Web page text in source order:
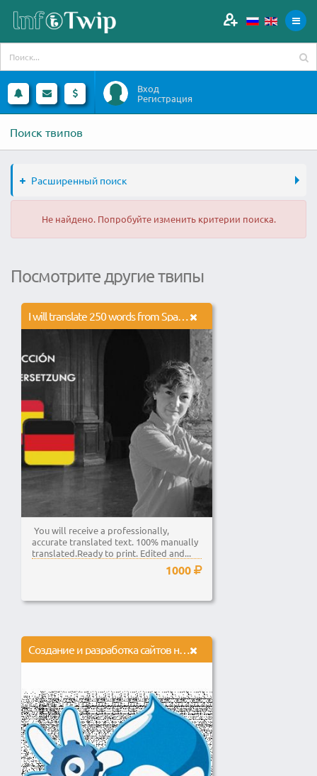
Вход
Регистрация
Поиск твипов
Расширенный поиск
Не найдено. Попробуйте изменить критерии поиска.
Посмотрите другие твипы
I will translate 250 words from Spanish to German and vice versa
You will receive a professionally,
accurate translated text. 100% manually
translated.Ready to print. Edited and...
1000
Создание и разработка сайтов на основе cms Drupal